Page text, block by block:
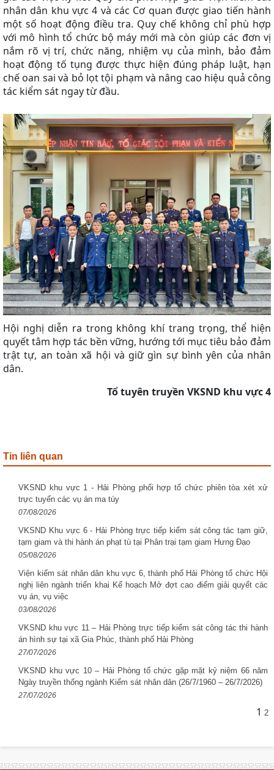
nhân dân khu vực 4 và các Cơ quan được giao tiến hành
một số hoạt động điều tra. Quy chế không chỉ phù hợp
với mô hình tổ chức bộ máy mới mà còn giúp các đơn vị
nắm rõ vị trí, chức năng, nhiệm vụ của mình, bảo đảm
hoạt động tố tụng được thực hiện đúng pháp luật, hạn
chế oan sai và bỏ lọt tội phạm và nâng cao hiệu quả công
tác kiểm sát ngay từ đầu.
Hội nghị diễn ra trong không khí trang trọng, thể hiện
quyết tâm hợp tác bền vững, hướng tới mục tiêu bảo đảm
trật tự, an toàn xã hội và giữ gìn sự bình yên của nhân
dân.
Tổ tuyên truyền VKSND khu vực 4
Tin liên quan
VKSND khu vực 1 - Hải Phòng phối hợp tổ chức phiên tòa xét xử
trực tuyến các vụ án ma túy
07/08/2026
VKSND Khu vực 6 - Hải Phòng trực tiếp kiểm sát công tác tạm giữ,
tạm giam và thi hành án phạt tù tại Phân trại tạm giam Hưng Đạo
05/08/2026
Viện kiểm sát nhân dân khu vực 6, thành phố Hải Phòng tổ chức Hội
nghị liên ngành triển khai Kế hoạch Mở đợt cao điểm giải quyết các
vụ án, vụ việc
03/08/2026
VKSND khu vực 11 – Hải Phòng trực tiếp kiểm sát công tác thi hành
án hình sự tại xã Gia Phúc, thành phố Hải Phòng
27/07/2026
VKSND khu vực 10 – Hải Phòng tổ chức gặp mặt kỷ niệm 66 năm
Ngày truyền thống ngành Kiểm sát nhân dân (26/7/1960 – 26/7/2026)
27/07/2026
1 2